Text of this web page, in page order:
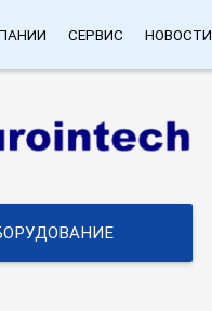
СЕРВИС НОВОСТИ